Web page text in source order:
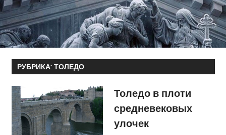
РУБРИКА: ТОЛЕДО
Толедо в плоти
средневековых
улочек